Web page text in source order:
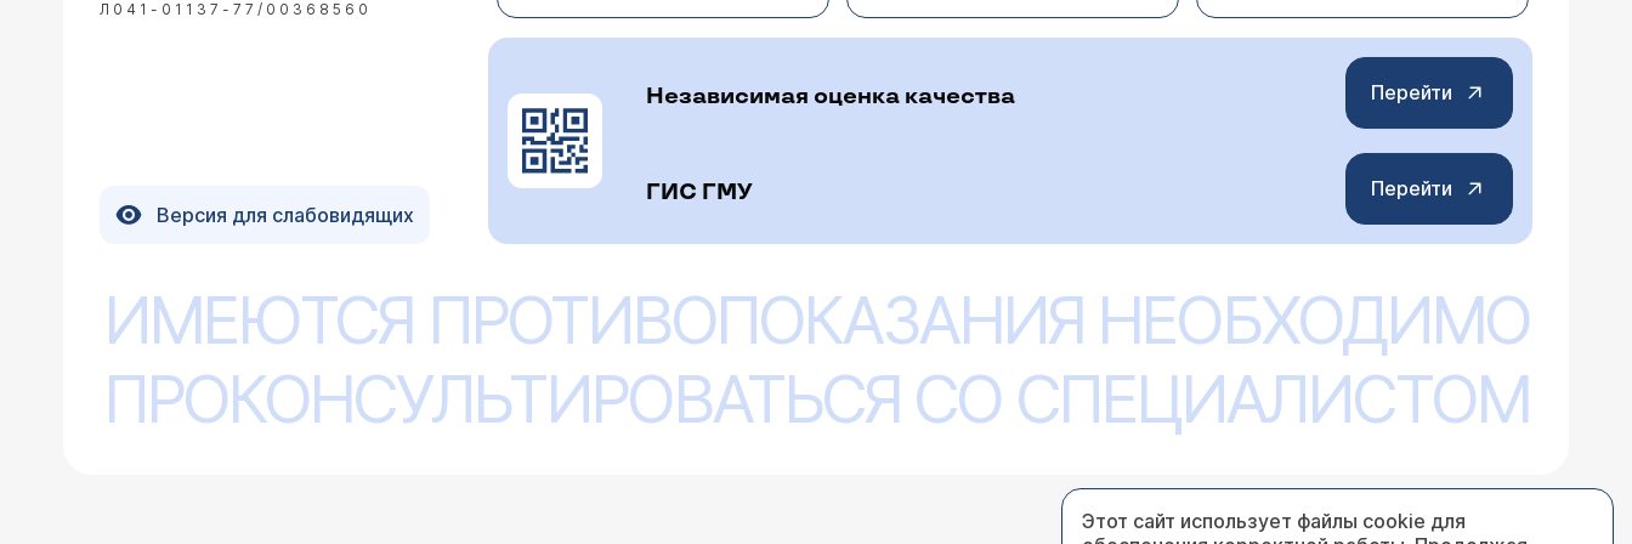
08.02.2017 Галина, 69 лет, Москва
Здравствуйте! У меня много лет повышено СОЭ (35 - 37). Гастроскопия выявила эрозивный гастрит? колоноскопия - полип
особенностью. Что мне делать? Спасибо.
Врач — гастроэнтеролог Стасева Ирина Вячеславовна
Здравствуйте! Повышенное СОЭ говорит чаще всего о каком-либо воспалении в организме. Острые эрозии могут
гастроскопии), то надо искать другую причину, т.е. проводить дообследование. Очень часто для уточнения диагноза
пациентов с ускоренным СОЭ направляют к ревматологу.
Л041-01137-77/00368560
Версия для слабовидящих
Независимая оценка качества Перейти
ГИС ГМУ Перейти
ИМЕЮТСЯ ПРОТИВОПОКАЗАНИЯ НЕОБХОДИМО
ПРОКОНСУЛЬТИРОВАТЬСЯ СО СПЕЦИАЛИСТОМ
Этот сайт использует файлы cookie для